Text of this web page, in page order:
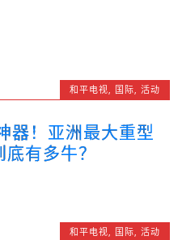
和平电视, 国际, 活动
器！亚洲最大重型
有多牛？
和平电视, 国际, 活动